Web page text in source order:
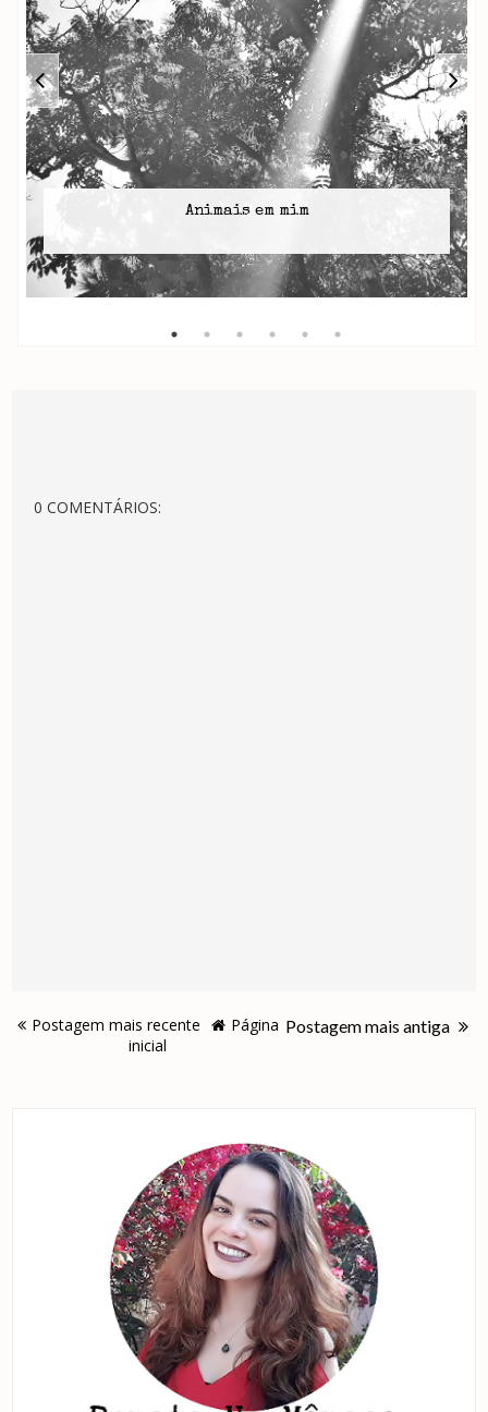
Animais em mim
0 COMENTÁRIOS:
Postagem mais recente Postagem mais antiga
Página
inicial